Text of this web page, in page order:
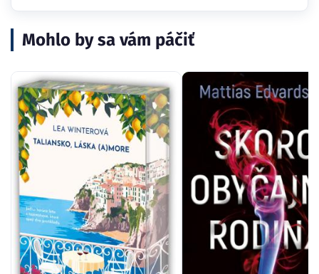
Mohlo by sa vám páčiť